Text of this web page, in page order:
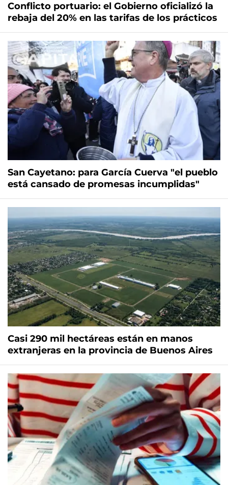
Conflicto portuario: el Gobierno oficializó la
rebaja del 20% en las tarifas de los prácticos
San Cayetano: para García Cuerva "el pueblo
está cansado de promesas incumplidas"
Casi 290 mil hectáreas están en manos
extranjeras en la provincia de Buenos Aires